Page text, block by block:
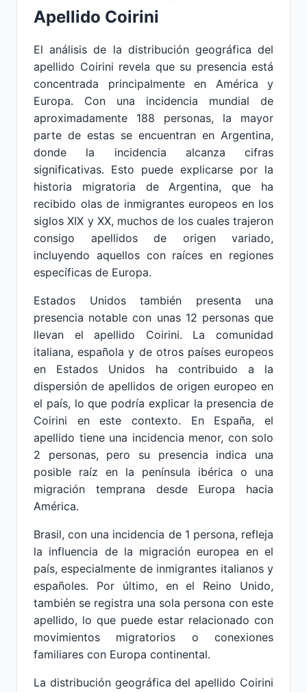
Apellido Coirini
El análisis de la distribución geográfica del
apellido Coirini revela que su presencia está
concentrada principalmente en América y
Europa. Con una incidencia mundial de
aproximadamente 188 personas, la mayor
parte de estas se encuentran en Argentina,
donde la incidencia alcanza cifras
significativas. Esto puede explicarse por la
historia migratoria de Argentina, que ha
recibido olas de inmigrantes europeos en los
siglos XIX y XX, muchos de los cuales trajeron
consigo apellidos de origen variado,
incluyendo aquellos con raíces en regiones
específicas de Europa.
Estados Unidos también presenta una
presencia notable con unas 12 personas que
llevan el apellido Coirini. La comunidad
italiana, española y de otros países europeos
en Estados Unidos ha contribuido a la
dispersión de apellidos de origen europeo en
el país, lo que podría explicar la presencia de
Coirini en este contexto. En España, el
apellido tiene una incidencia menor, con solo
2 personas, pero su presencia indica una
posible raíz en la península ibérica o una
migración temprana desde Europa hacia
América.
Brasil, con una incidencia de 1 persona, refleja
la influencia de la migración europea en el
país, especialmente de inmigrantes italianos y
españoles. Por último, en el Reino Unido,
también se registra una sola persona con este
apellido, lo que puede estar relacionado con
movimientos migratorios o conexiones
familiares con Europa continental.
La distribución geográfica del apellido Coirini